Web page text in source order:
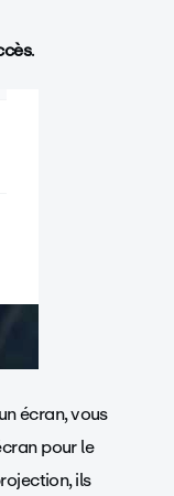
.
écran, vous
pour le
ils